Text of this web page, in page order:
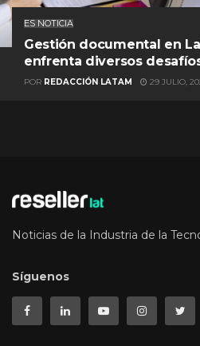
ES NOTICIA
Gestión documental en
enfrenta diversos
POR REDACCIÓN LATAM 29 JULIO,
Noticias de la Industria de la
Síguenos